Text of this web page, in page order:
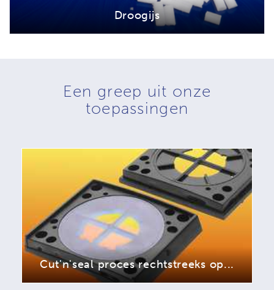
Droogijs
Een greep uit onze
toepassingen
Cut'n'seal proces rechtstreeks op...